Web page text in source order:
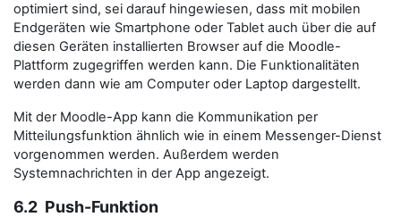
optimiert sind, sei darauf hingewiesen, dass mit mobilen
Endgeräten wie Smartphone oder Tablet auch über die auf
diesen Geräten installierten Browser auf die Moodle-
Plattform zugegriffen werden kann. Die Funktionalitäten
werden dann wie am Computer oder Laptop dargestellt.
Mit der Moodle-App kann die Kommunikation per
Mitteilungsfunktion ähnlich wie in einem Messenger-Dienst
vorgenommen werden. Außerdem werden
Systemnachrichten in der App angezeigt.
6.2 Push-Funktion